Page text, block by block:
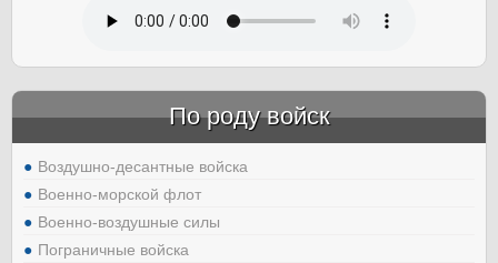
По роду войск
Воздушно-десантные войска
Военно-морской флот
Военно-воздушные силы
Пограничные войска